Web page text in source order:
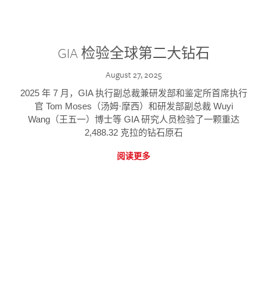
GIA 检验全球第二大钻石
August 27, 2025
2025 年 7 月，GIA 执行副总裁兼研发部和鉴定所首席执行
官 Tom Moses（汤姆·摩西）和研发部副总裁 Wuyi
Wang（王五一）博士等 GIA 研究人员检验了一颗重达
2,488.32 克拉的钻石原石
阅读更多